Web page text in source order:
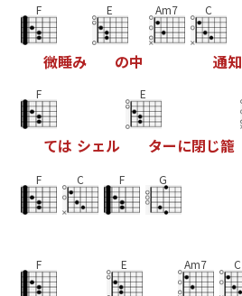
F
微睡み
E
の中
Am7 C
通知
F
ては シェル
E
ターに閉じ籠
F C F G
F E Am7 C